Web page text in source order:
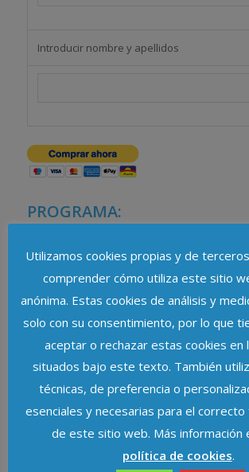
Introducir nombre y apellidos
PROGRAMA:
desarrollo aplicada a los Abogados.
18:00-18:30. Como localizar e
ficheros en el Registro General de
Datos.
18:30-19:15. Análisis legal del
redacción de cláusulas y contratos.
19:15-20:00. Redacción e
Documento de Medidas de
PONENTE:
Pedro Rodríguez López de Lemus.
Puede ampliar esta información
Utilizamos cookies propias y de
comprender cómo utiliza este sitio
anónima. Estas cookies de análisis y
solo con su consentimiento, por lo que
aceptar o rechazar estas cookies en
situados bajo este texto. También
técnicas, de preferencia o
esenciales y necesarias para el correcto
de este sitio web. Más información
política de cookies.